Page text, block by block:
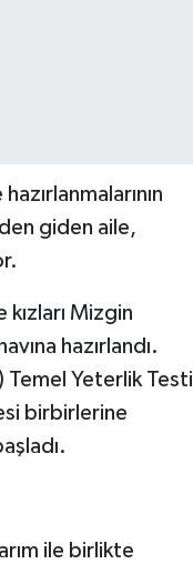
giden aile,
Mizgin
hazırlandı.
Temel Yeterlik Testi
birbirlerine
ile birlikte